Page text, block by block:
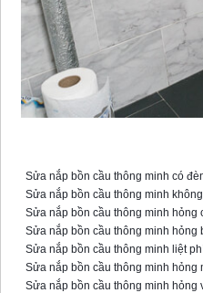
Sửa nắp bồn cầu thông minh có
Sửa nắp bồn cầu thông minh
Sửa nắp bồn cầu thông minh hỏng
Sửa nắp bồn cầu thông minh hỏng
Sửa nắp bồn cầu thông minh liệt
Sửa nắp bồn cầu thông minh hỏng
Sửa nắp bồn cầu thông minh hỏng